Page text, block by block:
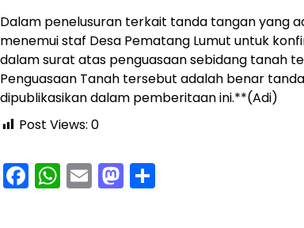
Dalam penelusuran terkait tanda tangan yang
menemui staf Desa Pematang Lumut untuk
dalam surat atas penguasaan sebidang tanah
Penguasaan Tanah tersebut adalah benar
dipublikasikan dalam pemberitaan ini.**(Adi)
Post Views: 0
Facebook
WhatsApp
EmailMastodon